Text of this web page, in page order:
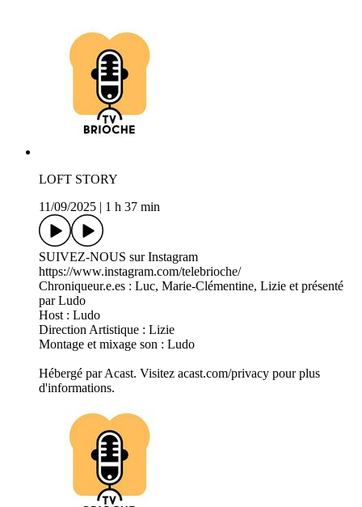
LOFT STORY
11/09/2025
1 h 37 min
SUIVEZ-NOUS sur Instagram
https://www.instagram.com/telebrioche/
Chroniqueur.e.es : Luc, Marie-Clémentine, Lizie et présenté
par Ludo
Host : Ludo
Direction Artistique : Lizie
Montage et mixage son : Ludo
Hébergé par Acast. Visitez acast.com/privacy pour plus
d'informations.